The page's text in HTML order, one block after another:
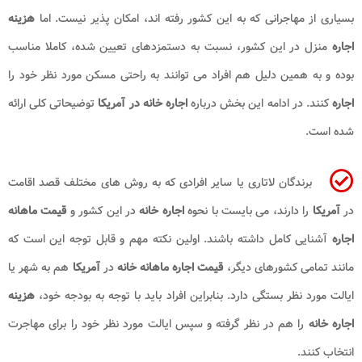
بسیاری از مهاجرانی که به این کشور رفته اند، امکان پذیر نیست. اما هزینه
اجاره منزل در این کشور، نسبت به دستمزدهای تعیین شده، کاملا مناسب
بوده و به همین دلیل هم افراد می توانند به راحتی مسکن مورد نظر خود را
اجارهکنند. در ادامه این بخش دربارهاجاره خانه در آمریکا توضیحاتی کلی ارائه
شده است.
برندگان لاتاری یا سایر افرادی که به روش های مختلف قصد اقامت
درآمریکا را دارند، می بایست با نحوهاجاره خانهدر این کشور وقیمت ماهانه
اجاره آشنایی کامل داشته باشند. اولین نکته مهم و قابل توجه این است که
مانند تمامی کشورهای دیگر،قیمت اجاره ماهانه خانهدرآمریکا هم به شهر یا
ایالت مورد نظر بستگی دارد. بنابراین افراد باید با توجه به بودجه خود، هزینه
اجاره خانه را هم در نظر گرفته و سپس ایالت مورد نظر خود را برای مهاجرت
انتخاب کنند.